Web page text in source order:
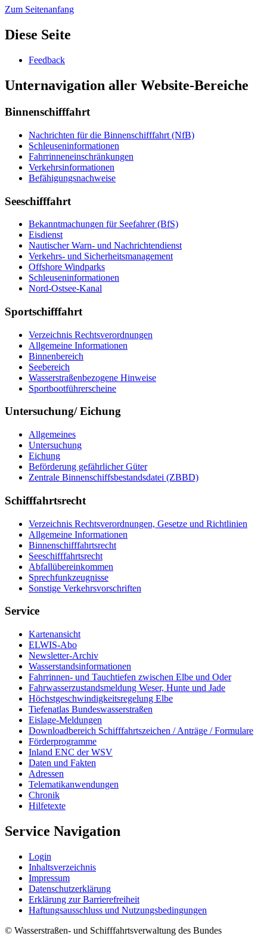
Zum Seitenanfang
Diese Seite
Feed­back
Unternavigation aller Website-Bereiche
Binnenschifffahrt
Nach­rich­ten für die Bin­nen­schiff­fahrt (NfB)
Schleu­sen­in­for­ma­tio­nen
Fahr­rin­nen­ein­schrän­kun­gen
Ver­kehrs­in­for­ma­tio­nen
Be­fä­hi­gungs­nach­wei­se
Seeschifffahrt
Be­kannt­ma­chun­gen für See­fah­rer (BfS)
Eis­dienst
Nau­ti­scher Warn-​ und Nach­rich­ten­dienst
Ver­kehrs-​ und Si­cher­heits­ma­na­ge­ment
Offs­ho­re Wind­parks
Schleu­sen­in­for­ma­tio­nen
Nord-​Ost­see-​Ka­nal
Sportschifffahrt
Ver­zeich­nis Rechts­ver­ord­nun­gen
All­ge­mei­ne In­for­ma­tio­nen
Bin­nen­be­reich
See­be­reich
Was­ser­stra­ßen­be­zo­ge­ne Hin­wei­se
Sport­boot­füh­rer­schei­ne
Untersuchung/ Eichung
All­ge­mei­nes
Un­ter­su­chung
Ei­chung
Be­för­de­rung ge­fähr­li­cher Gü­ter
Zen­tra­le Bin­nen­schiffs­be­stands­da­tei (ZBBD)
Schifffahrtsrecht
Ver­zeich­nis Rechts­ver­ord­nun­gen, Ge­set­ze und Richt­li­ni­en
All­ge­mei­ne In­for­ma­tio­nen
Bin­nen­schiff­fahrts­recht
See­schiff­fahrts­recht
Ab­fall­über­ein­kom­men
Sprech­funk­zeug­nis­se
Sons­ti­ge Ver­kehrs­vor­schrif­ten
Service
Kar­ten­an­sicht
EL­WIS-​Abo
Newslet­ter-​Ar­chiv
Was­ser­stands­in­for­ma­tio­nen
Fahr­rin­nen-​ und Tauch­tie­fen zwi­schen El­be und Oder
Fahr­was­ser­zu­stands­mel­dung We­ser, Hun­te und Ja­de
Höchst­ge­schwin­dig­keits­re­ge­lung El­be
Tie­fe­n­at­las Bun­des­was­ser­stra­ßen
Eis­la­ge-​Mel­dun­gen
Dow­n­load­be­reich Schiff­fahrts­zei­chen / An­trä­ge / For­mu­la­re
För­der­pro­gram­me
In­land ENC der WSV
Da­ten und Fak­ten
Adres­sen
Te­le­ma­ti­kan­wen­dun­gen
Chro­nik
Hil­fe­tex­te
Service Navigation
Log­in
In­halts­ver­zeich­nis
Im­pres­s­um
Da­ten­schut­z­er­klä­rung
Er­klä­rung zur Bar­rie­re­frei­heit
Haf­tungs­aus­schluss und Nut­zungs­be­din­gun­gen
© Wasserstraßen- und Schifffahrtsverwaltung des Bundes